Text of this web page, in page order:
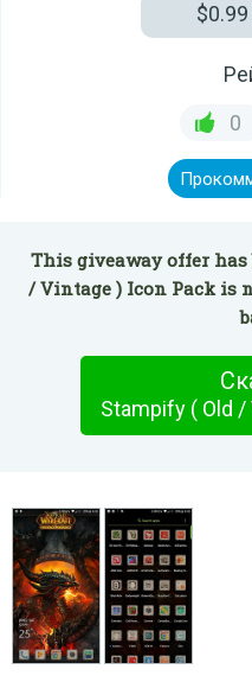
$0.99
0
This giveaway offer has
/ Vintage ) Icon Pack is
Stampify ( Old /